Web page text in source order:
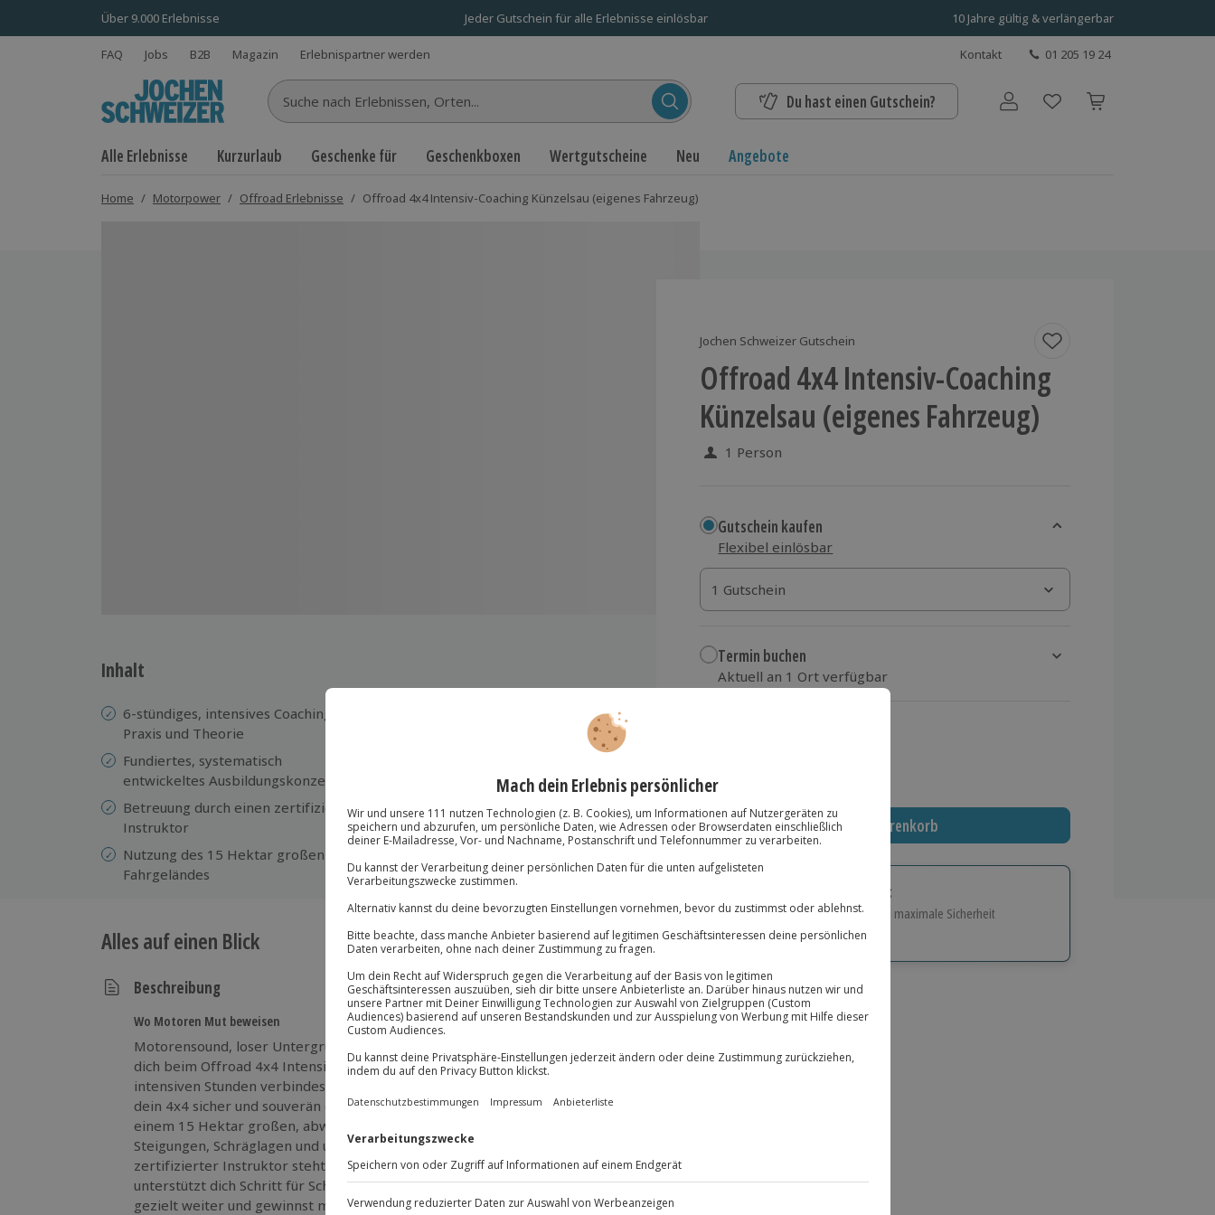
Über 9.000 Erlebnisse Jeder Gutschein für alle Erlebnisse einlösbar 10 Jahre gültig & verlängerbar
FAQ Jobs B2B Magazin Erlebnispartner werden Kontakt 01 205 19 24
Suche nach Erlebnissen... Du hast einen Gutschein? Benutzerkonto
Alle Erlebnisse Kurzurlaub Geschenke für Geschenkboxen Wertgutscheine Neu Angebote
Home / Motorpower / Offroad Erlebnisse / Offroad 4x4 Intensiv-Coaching Künzelsau (eigenes Fahrzeug)
Jochen Schweizer Gutschein
Offroad 4x4 Intensiv-Coaching
Künzelsau (eigenes Fahrzeug)
1 Person
Gutschein kaufen
Flexibel einlösbar
1 Gutschein
1 Gutschein
1 Gutschein
Termin buchen
Aktuell an 1 Ort verfügbar
In den Warenkorb
Immer das richtige Geschenk:
Große Auswahl, volle Flexibilität und maximale Sicherheit
Über 9.000 Erlebnisse.
Volle Flexibilität
Jeder Gutschein für alle Erlebnisse einlösbar.
10 Jahre gültig & verlängerbar.
Inhalt
6-stündiges, intensives Coaching in
Praxis und Theorie
Fundiertes, systematisch
entwickeltes Ausbildungskonzept
Betreuung durch einen zertifizierten
Instruktor
Nutzung des 15 Hektar großen
Fahrgeländes
Selbstbeteiligung
Kraftstoff: Benzin
Alles auf einen Blick
Beschreibung
Wo Motoren Mut beweisen
Motorensound, loser Untergrund und echte Herausforderungen erwarten
dich beim Offroad 4x4 Intensiv-Coaching in Künzelsau, Hohenlohe. In sechs
intensiven Stunden verbindest du solides Wissen mit viel Praxis und lernst,
dein 4x4 sicher und souverän durch schwieriges Gelände zu bewegen. Auf
einem 15 Hektar großen, abwechslungsreichen Areal bewältigst du
Steigungen, Schräglagen und unterschiedliche Untergründe. Ein
zertifizierter Instruktor steht dir dabei durchgehend zur Seite und
unterstützt dich Schritt für Schritt. So entwickelst du deine Fahrtechnik
gezielt weiter und gewinnst mehr Sicherheit am Steuer. Du erlebst puren